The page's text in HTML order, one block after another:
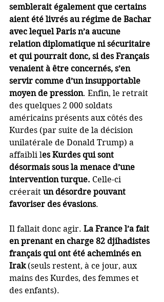
semblerait également que certains
aient été livrés au régime de Bachar
avec lequel Paris n’a aucune
relation diplomatique ni sécuritaire
et qui pourrait donc, si des Français
venaient à être concernés, s’en
servir comme d’un insupportable
moyen de pression. Enfin, le retrait
des quelques 2 000 soldats
américains présents aux côtés des
Kurdes (par suite de la décision
unilatérale de Donald Trump) a
affaibli les Kurdes qui sont
désormais sous la menace d’une
intervention turque. Celle-ci
créerait un désordre pouvant
favoriser des évasions.
Il fallait donc agir. La France l’a fait
en prenant en charge 82 djihadistes
français qui ont été acheminés en
Irak (seuls restent, à ce jour, aux
mains des Kurdes, des femmes et
des enfants).